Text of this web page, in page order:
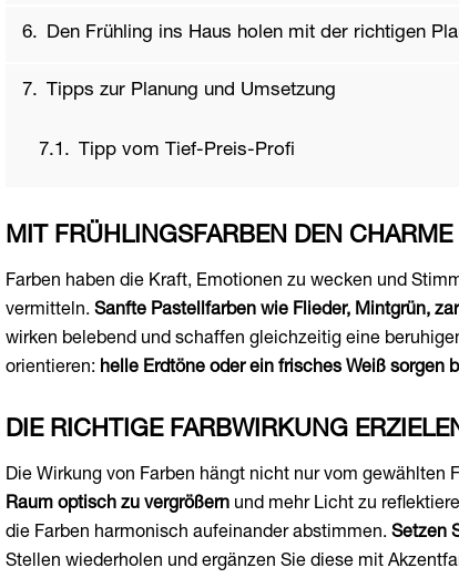
Den Frühling ins Haus holen mit der richtigen
Tipps zur Planung und Umsetzung
Tipp vom Tief-Preis-Profi
MIT FRÜHLINGSFARBEN DEN
Farben haben die Kraft, Emotionen zu wecken und
vermitteln. Sanfte Pastellfarben wie Flieder, Mintgrün,
wirken belebend und schaffen gleichzeitig eine
orientieren: helle Erdtöne oder ein frisches Weiß
DIE RICHTIGE FARBWIRKUNG
Die Wirkung von Farben hängt nicht nur vom gewählten
Raum optisch zu vergrößern und mehr Licht zu
die Farben harmonisch aufeinander abstimmen. Setzen
Stellen wiederholen und ergänzen Sie diese mit